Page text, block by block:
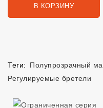
В КОРЗИНУ
Теги: Полупрозрачный
Регулируемые бретели